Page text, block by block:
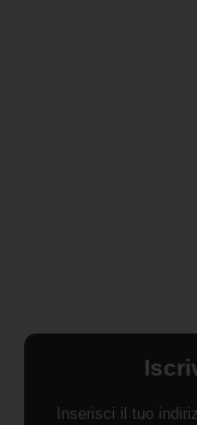
Inserisci il tuo